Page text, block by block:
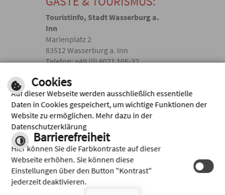
Touristinfo, Stadt Wasserburg a.
Inn
Marienplatz 2
83512 Wasserburg a. Inn
Telefon: +49 (0) 8071 105-22
Facebook
Instagram
Cookies
Auf dieser Webseite werden ausschließlich essentielle
Daten in Cookies gespeichert, um wichtige Funktionen der
Website zu ermöglichen. Mehr dazu in der
Datenschutzerklärung
Barrierefreiheit
Hier können Sie die Farbkontraste auf dieser
Webseite erhöhen. Sie können diese
Einstellungen über den Button "Kontrast"
jederzeit deaktivieren.